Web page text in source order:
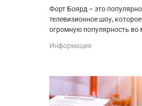
Форт Боярд – это
телевизионное шоу,
огромную популярность во
Информация